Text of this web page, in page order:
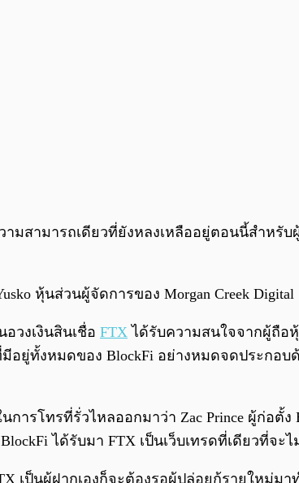
ามสามารถเดียวที่ยังหลงเหลืออยู่ตอนนี้สำหรั
หุ้นส่วนผู้จัดการของ Morgan Creek
วงเงินสินเชื่อ FTX ได้รับความสนใจจากผู้ถือหุ้
อยู่ทั้งหมดของ BlockFi อย่างหมดจดประก
การโทรที่รั่วไหลออกมาว่า Zac Prince ผู้ก่อตั้
ได้รับมา FTX เป็นเว็บเทรดที่เดียวที่จ
เป็นผู้ฝากเองก็จะต้องรอผู้ปล่อยกู้รายใหม่